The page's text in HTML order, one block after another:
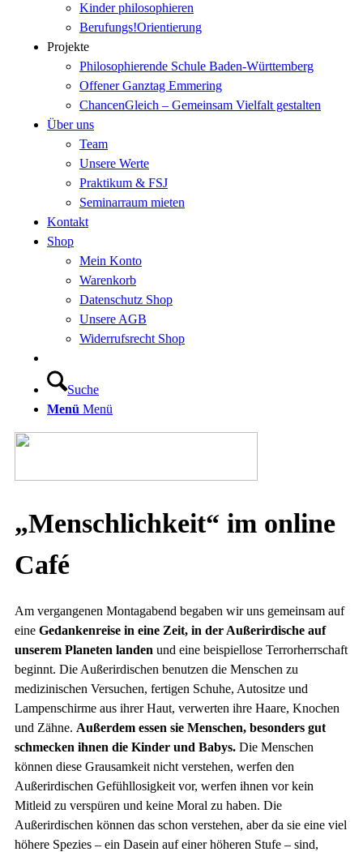
Kinder philosophieren
Berufungs!Orientierung
Projekte
Philosophierende Schule Baden-Württemberg
Offener Ganztag Emmering
ChancenGleich – Gemeinsam Vielfalt gestalten
Über uns
Team
Unsere Werte
Praktikum & FSJ
Seminarraum mieten
Kontakt
Shop
Mein Konto
Warenkorb
Datenschutz Shop
Unsere AGB
Widerrufsrecht Shop
Suche
Menü Menü
„Menschlichkeit“ im online
Café
Am vergangenen Montagabend begaben wir uns gemeinsam auf
eine Gedankenreise in eine Zeit, in der Außerirdische auf
unserem Planeten landen und eine beispiellose Terrorherrschaft
beginnt. Die Außerirdischen benutzen die Menschen zu
medizinischen Versuchen, fertigen Schuhe, Autositze und
Lampenschirme aus ihrer Haut, verwerten ihre Haare, Knochen
und Zähne. Außerdem essen sie Menschen, besonders gut
schmecken ihnen die Kinder und Babys. Die Menschen
können diese Grausamkeit nicht verstehen, werfen den
Außerirdischen Gefühllosigkeit vor, werfen ihnen vor kein
Mitleid zu verspüren und keine Moral zu haben. Die
Außerirdischen können das schon verstehen, aber da sie eine viel
höhere Spezies – ein Dasein auf einer höheren Stufe – sind,